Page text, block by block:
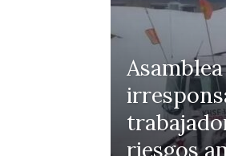
riesgos